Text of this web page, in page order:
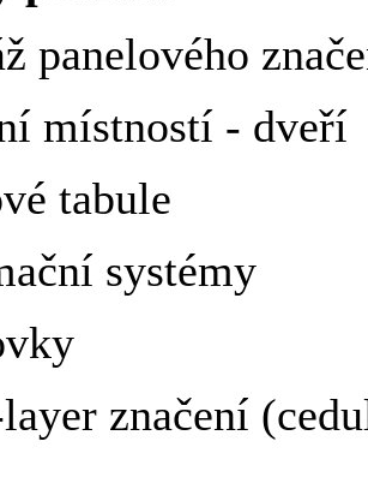
panelového
místností - dveří
tabule
systémy
značení